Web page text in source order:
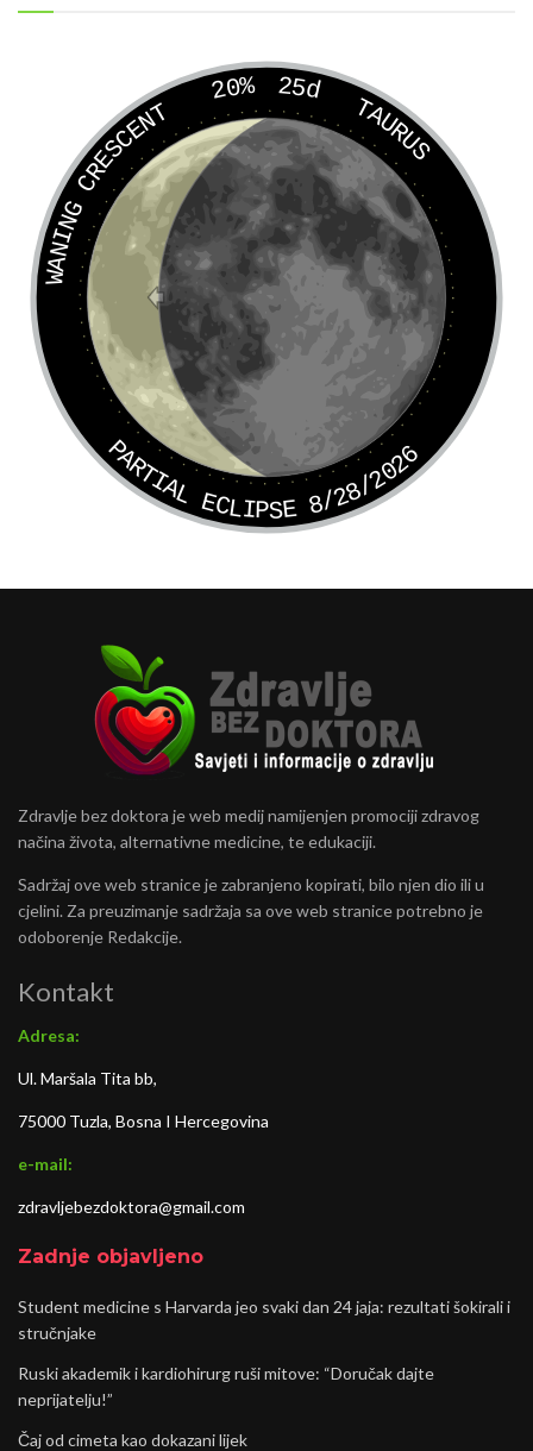
20% 25d
TAURUS
WANING CRESCENT
PARTIAL ECLIPSE 8/28/2026
Zdravlje bez doktora je web medij namijenjen promociji zdravog
načina života, alternativne medicine, te edukaciji.
Sadržaj ove web stranice je zabranjeno kopirati, bilo njen dio ili u
cjelini. Za preuzimanje sadržaja sa ove web stranice potrebno je
odoborenje Redakcije.
Kontakt
Adresa:
Ul. Maršala Tita bb,
75000 Tuzla, Bosna I Hercegovina
e-mail:
zdravljebezdoktora@gmail.com
Zadnje objavljeno
Student medicine s Harvarda jeo svaki dan 24 jaja: rezultati šokirali i
stručnjake
Ruski akademik i kardiohirurg ruši mitove: “Doručak dajte
neprijatelju!”
Čaj od cimeta kao dokazani lijek